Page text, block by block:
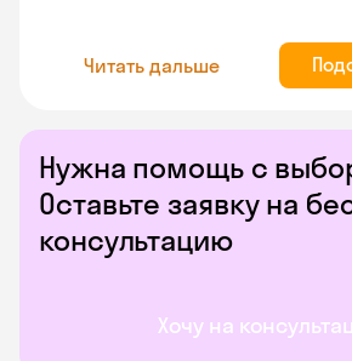
Нужна помощь с
Оставьте заявку на
консультацию
Хочу на
Читать дальше